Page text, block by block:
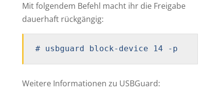
Mit folgendem Befehl macht ihr die Freigabe
dauerhaft rückgängig:
# usbguard block-device 14 -p
Weitere Informationen zu USBGuard: